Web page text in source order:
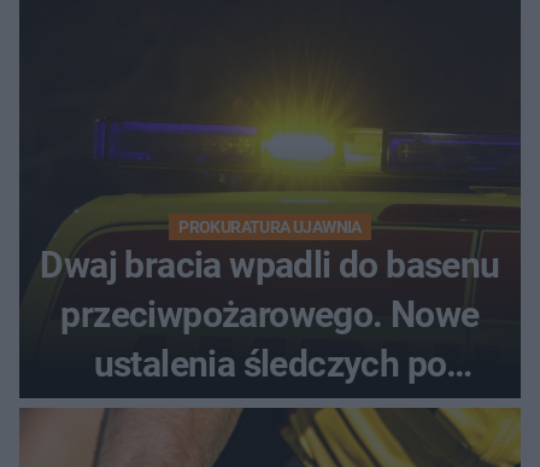
PROKURATURA UJAWNIA
Dwaj bracia wpadli do basenu
przeciwpożarowego. Nowe
ustalenia śledczych po
dramatycznej akcji